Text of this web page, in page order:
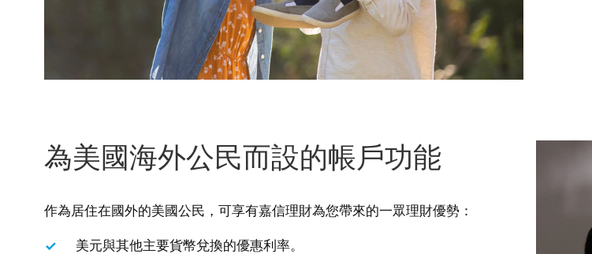
為美國海外公民而設的帳戶功能
作為居住在國外的美國公民，可享有嘉信理財為您帶來的一眾理財優勢：
美元與其他主要貨幣兌換的優惠利率。